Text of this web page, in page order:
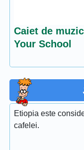
Caiet de
Your School
Etiopia este
cafelei.